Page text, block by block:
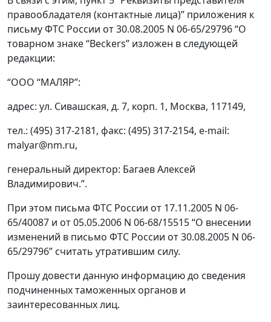
правообладателя (контактные лица)” приложения к
письму ФТС России от 30.08.2005 N 06-65/29796 “О
товарном знаке “Beckers” изложен в следующей
редакции:
“ООО “МАЛЯР”:
адрес: ул. Сивашская, д. 7, корп. 1, Москва, 117149,
тел.: (495) 317-2181, факс: (495) 317-2154, e-mail:
malyar@nm.ru,
генеральный директор: Багаев Алексей
Владимирович.”.
При этом письма ФТС России от 17.11.2005 N 06-
65/40087 и от 05.05.2006 N 06-68/15515 “О внесении
изменений в письмо ФТС России от 30.08.2005 N 06-
65/29796” считать утратившим силу.
Прошу довести данную информацию до сведения
подчиненных таможенных органов и
заинтересованных лиц.